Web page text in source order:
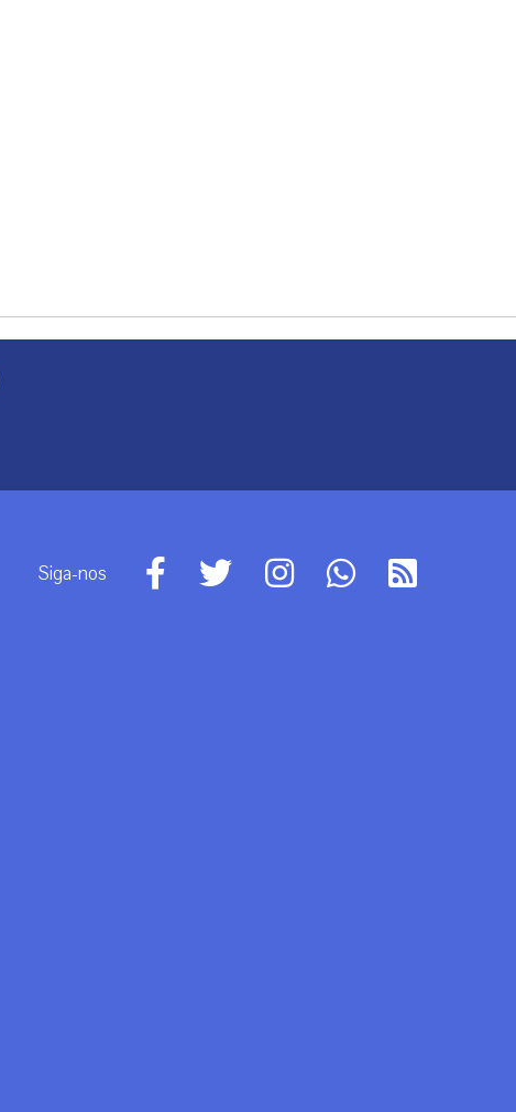
Siga-nos